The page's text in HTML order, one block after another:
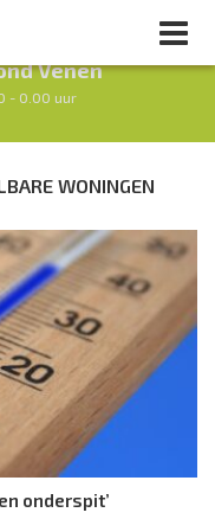
Venen
- 0.00 uur
Volgend uur
WONINGEN
onderspit’